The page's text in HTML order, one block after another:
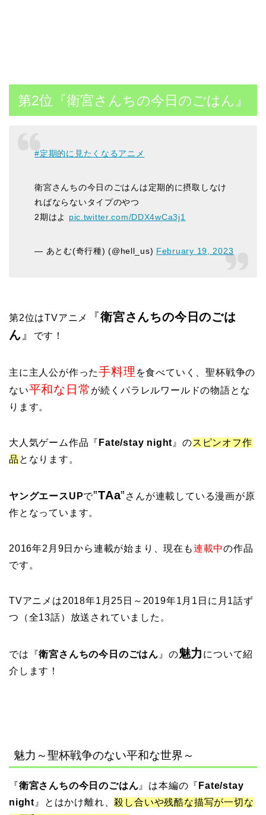
第2位『衛宮さんちの今日のごはん』
#定期的に見たくなるアニメ
衛宮さんちの今日のごはんは定期的に摂取しなけ
ればならないタイプのやつ
2期はよ pic.twitter.com/DDX4wCa3j1
— あとむ(奇行種) (@hell_us) February 19, 2023
第2位はTVアニメ 『衛宮さんちの今日のごは
ん 』 です！
主に主人公が作った手料理 を食べていく、聖杯戦争の
ない平和な日常 が続くパラレルワールドの物語とな
ります。
大人気ゲーム作品『 Fate/stay night 』のスピンオフ作
品 となります。
ヤングエースUPで”TAa” さんが連載している漫画が原
作となっています。
2016年2月9日から連載が始まり、現在も連載中の作品
です。
TVアニメは2018年1月25日～2019年1月1日に月1話ず
つ（全13話）放送されていました。
では『衛宮さんちの今日のごはん 』の魅力 について紹
介します！
魅力～聖杯戦争のない平和な世界～
『衛宮さんちの今日のごはん 』は本編の『 Fate/stay
night 』とはかけ離れ、殺し合いや残酷な描写が一切な